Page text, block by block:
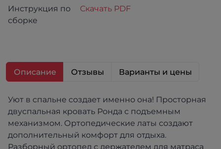
Инструкция по
сборке
Скачать PDF
Описание Отзывы Варианты и цены
Уют в спальне создает именно она! Просторная
двуспальная кровать Ронда с подъемным
механизмом. Ортопедические латы создают
дополнительный комфорт для отдыха.
Разборный ортопед с держателем для матраса